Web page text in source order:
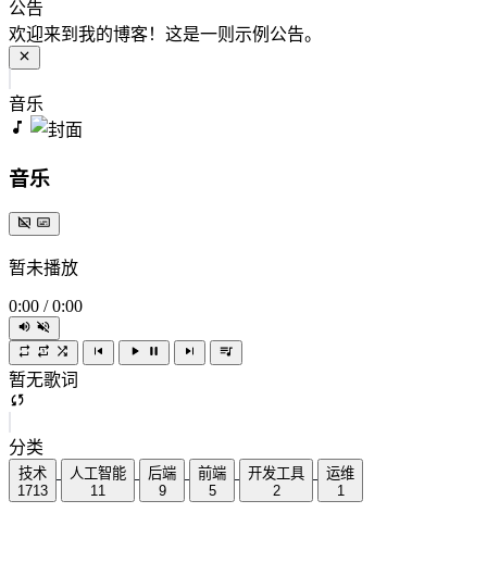
公告
欢迎来到我的博客！这是一则示例公告。
音乐
音乐
暂未播放
0:00 / 0:00
暂无歌词
分类
技术
1713
人工智能
11
后端
9
前端
5
开发工具
2
运维
1